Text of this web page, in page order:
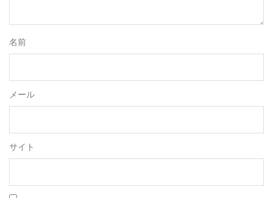
名前
メール
サイト